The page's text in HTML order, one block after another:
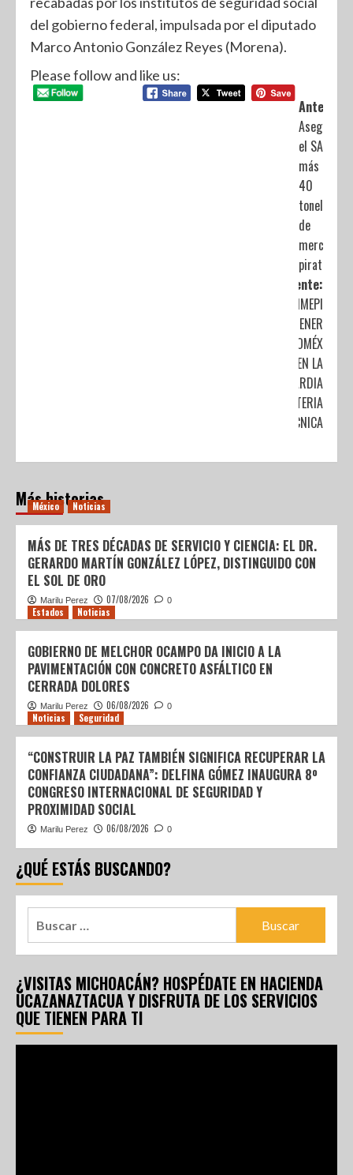
del gobierno federal, impulsada por el diputado
Marco Antonio González Reyes (Morena).
Please follow and like us:
Anterior:
Asegura
el SAT
más de
40
toneladas
de
mercancía
pirata
Siguiente:
BUSCA IMEPI
MANTENER
AL EDOMÉX
EN LA
VANGUARDIA
EN MATERIA
PIROTÉCNICA
Más historias
México Noticias
MÁS DE TRES DÉCADAS DE SERVICIO Y CIENCIA: EL DR.
GERARDO MARTÍN GONZÁLEZ LÓPEZ, DISTINGUIDO CON
EL SOL DE ORO
Marilu Perez 07/08/2026 0
Estados Noticias
GOBIERNO DE MELCHOR OCAMPO DA INICIO A LA
PAVIMENTACIÓN CON CONCRETO ASFÁLTICO EN
CERRADA DOLORES
Marilu Perez 06/08/2026 0
Noticias Seguridad
“CONSTRUIR LA PAZ TAMBIÉN SIGNIFICA RECUPERAR LA
CONFIANZA CIUDADANA”: DELFINA GÓMEZ INAUGURA 8º
CONGRESO INTERNACIONAL DE SEGURIDAD Y
PROXIMIDAD SOCIAL
Marilu Perez 06/08/2026 0
¿QUÉ ESTÁS BUSCANDO?
¿VISITAS MICHOACÁN? HOSPÉDATE EN HACIENDA
UCAZANAZTACUA Y DISFRUTA DE LOS SERVICIOS
QUE TIENEN PARA TI